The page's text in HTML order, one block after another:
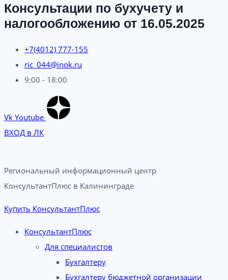
Консультации по бухучету и
налогообложению от 16.05.2025
+7(4012) 777-155
ric_044@inok.ru
9:00 - 18:00
Vk Youtube
ВХОД в ЛК
Региональный информационный центр
КонсультантПлюс в Калининграде​
Купить КонсультантПлюс
КонсультантПлюс
Для специалистов
Бухгалтеру
Бухгалтеру бюджетной организации